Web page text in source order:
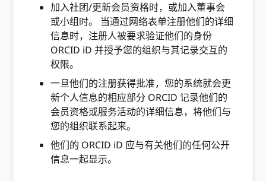
加入社团/更新会员资格时，或加入董事会
或小组时。 当通过网络表单注册他们的详细
信息时，注册人被要求验证他们的身份
ORCID iD 并授予您的组织与其记录交互的
权限。
一旦他们的注册获得批准，您的系统就会更
新个人信息的相应部分 ORCID 记录他们的
会员资格或服务活动的详细信息，将他们与
您的组织联系起来。
他们的 ORCID iD 应与有关他们的任何公开
信息一起显示。